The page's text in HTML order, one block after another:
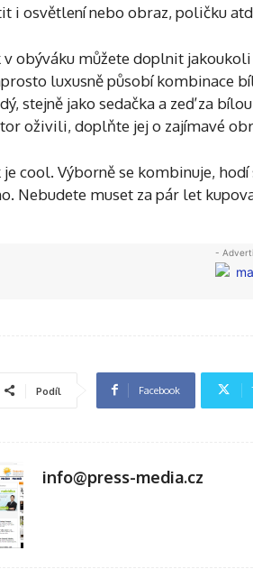
i osvětlení nebo obraz, poličku
v obýváku můžete doplnit
luxusně působí kombinace
stejně jako sedačka a zeď za
oživili, doplňte jej o zajímavé
je cool. Výborně se kombinuje,
Nebudete muset za pár let
-
Podíl Facebook
info@press-media.cz